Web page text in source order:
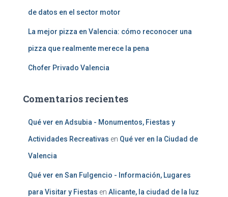
de datos en el sector motor
La mejor pizza en Valencia: cómo reconocer una
pizza que realmente merece la pena
Chofer Privado Valencia
Comentarios recientes
Qué ver en Adsubia - Monumentos, Fiestas y
Actividades Recreativas en Qué ver en la Ciudad de
Valencia
Qué ver en San Fulgencio - Información, Lugares
para Visitar y Fiestas en Alicante, la ciudad de la luz